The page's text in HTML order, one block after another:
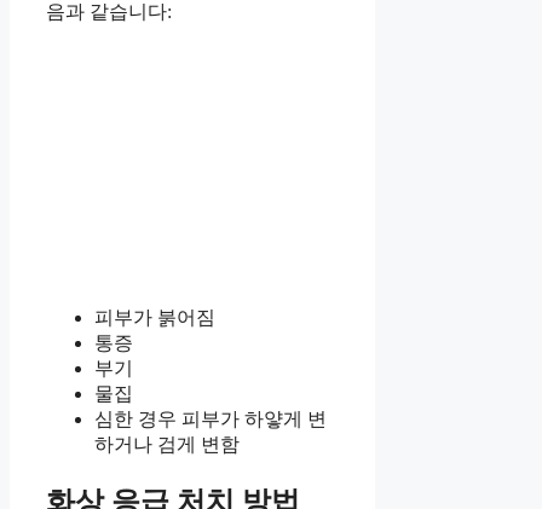
음과 같습니다:
피부가 붉어짐
통증
부기
물집
심한 경우 피부가 하얗게 변
하거나 검게 변함
화상 응급 처치 방법